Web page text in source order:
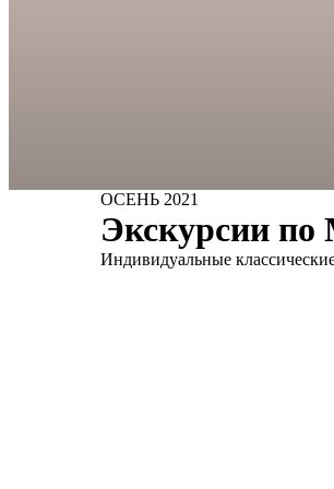
ОСЕНЬ 2021
Экскурсии по
Индивидуальные